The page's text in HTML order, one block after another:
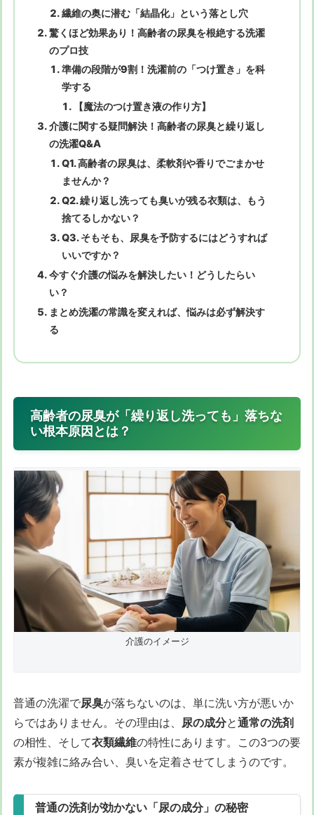
繊維の奥に潜む「結晶化」という落とし穴
驚くほど効果あり！高齢者の尿臭を根絶する洗濯
のプロ技
準備の段階が9割！洗濯前の「つけ置き」を科
学する
【魔法のつけ置き液の作り方】
介護に関する疑問解決！高齢者の尿臭と繰り返し
の洗濯Q&A
Q1. 高齢者の尿臭は、柔軟剤や香りでごまかせ
ませんか？
Q2. 繰り返し洗っても臭いが残る衣類は、もう
捨てるしかない？
Q3. そもそも、尿臭を予防するにはどうすれば
いいですか？
今すぐ介護の悩みを解決したい！どうしたらい
い？
まとめ洗濯の常識を変えれば、悩みは必ず解決す
る
高齢者の尿臭が「繰り返し洗っても」落ちな
い根本原因とは？
介護のイメージ
普通の洗濯で尿臭が落ちないのは、単に洗い方が悪いか
らではありません。その理由は、 尿の成分と通常の洗剤
の相性、そして衣類繊維の特性にあります。この3つの要
素が複雑に絡み合い、臭いを定着させてしまうのです。
普通の洗剤が効かない「尿の成分」の秘密